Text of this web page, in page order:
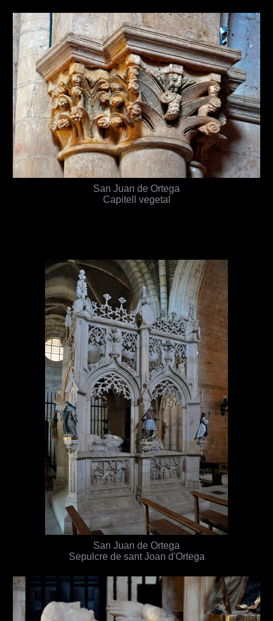
San Juan de Ortega
Capitell vegetal
San Juan de Ortega
Sepulcre de sant Joan d'Ortega